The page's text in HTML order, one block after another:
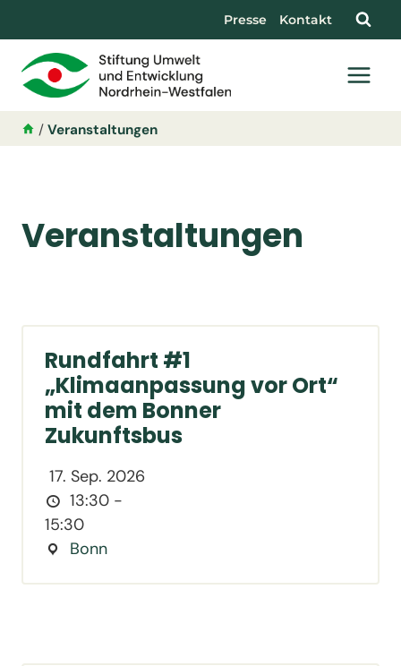
Presse Kontakt
/ Veranstaltungen
Veranstaltungen
Rundfahrt #1
„Klimaanpassung vor Ort“
mit dem Bonner
Zukunftsbus
17. Sep. 2026
13:30 -
15:30
Bonn